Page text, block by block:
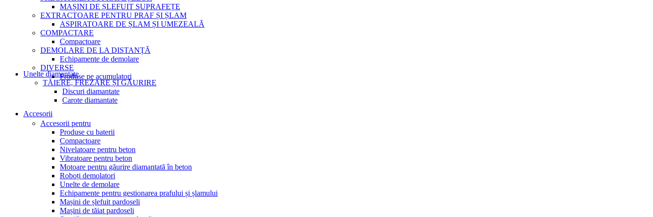
MAȘINI DE ȘLEFUIT SUPRAFEȚE
EXTRACTOARE PENTRU PRAF ȘI ȘLAM
ASPIRATOARE DE ȘLAM ȘI UMEZEALĂ
COMPACTARE
Compactoare
DEMOLARE DE LA DISTANȚĂ
Echipamente de demolare
DIVERSE
Produse pe acumulatori
Unelte diamantate
TĂIERE, FREZARE ȘI GĂURIRE
Discuri diamantate
Carote diamantate
Accesorii
Accesorii pentru
Produse cu baterii
Compactoare
Nivelatoare pentru beton
Vibratoare pentru beton
Motoare pentru găurire diamantată în beton
Roboți demolatori
Unelte de demolare
Echipamente pentru gestionarea prafului și șlamului
Mașini de șlefuit pardoseli
Mașini de tăiat pardoseli